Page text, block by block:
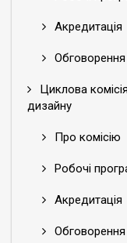
Акредитація
Обговорення
Циклова
дизайну
Про комісію
Робочі
Акредитація
Обговорення